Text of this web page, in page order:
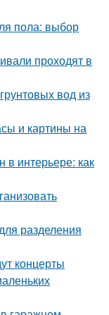
пола: выбор
проходят в
вод из
и картины на
интерьере: как
разделения
концерты